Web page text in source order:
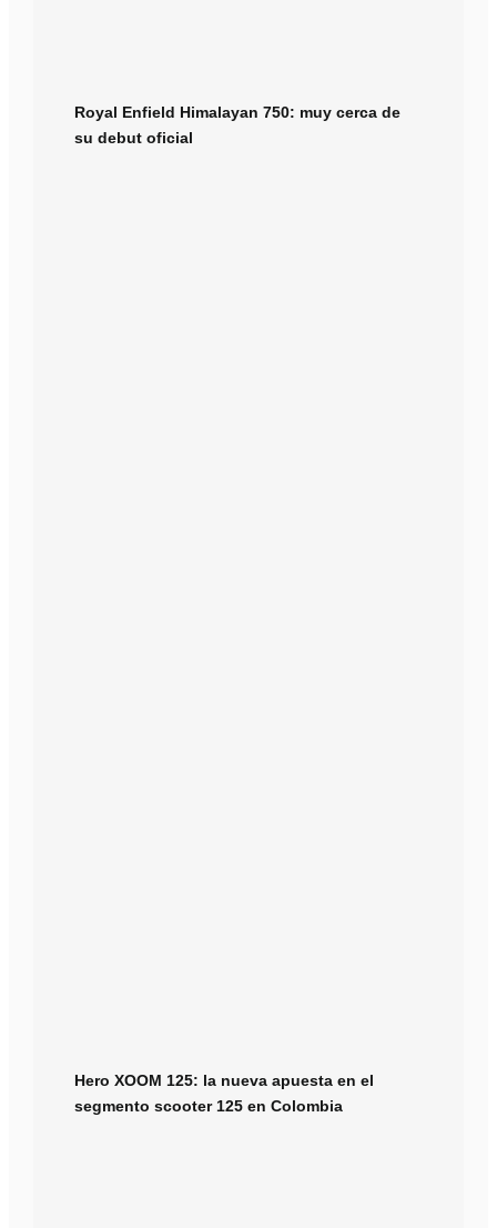
Royal Enfield Himalayan 750: muy cerca de
su debut oficial
Hero XOOM 125: la nueva apuesta en el
segmento scooter 125 en Colombia